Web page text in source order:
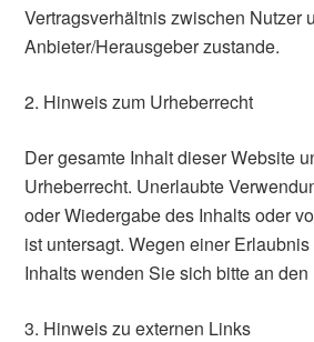
Vertragsverhältnis zwischen Nutzer
Anbieter/Herausgeber zustande.
2. Hinweis zum Urheberrecht
Der gesamte Inhalt dieser Website
Urheberrecht. Unerlaubte
oder Wiedergabe des Inhalts oder
ist untersagt. Wegen einer
Inhalts wenden Sie sich bitte an den
3. Hinweis zu externen Links